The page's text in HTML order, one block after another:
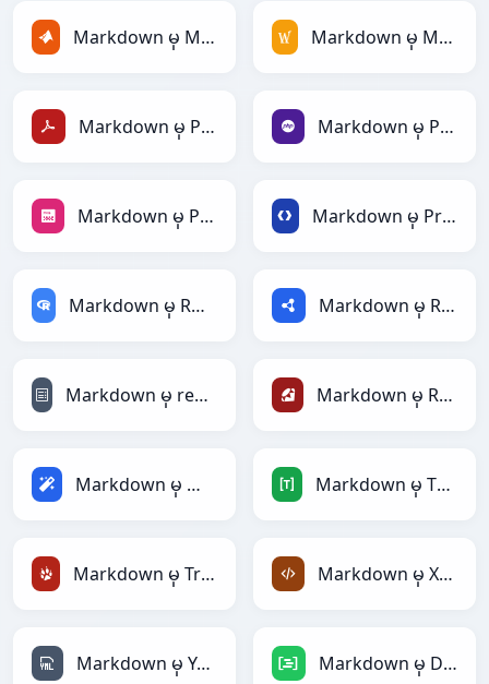
Markdown မှ MATLAB Markdown မှ MediaWiki
Markdown မှ PDF Markdown မှ PHP
Markdown မှ PNG Markdown မှ Protobuf
Markdown မှ RDataFrame Markdown မှ RDF
Markdown မှ reStructuredText Markdown မှ Ruby
Markdown မှ Magic Markdown မှ TOML
Markdown မှ TracWiki Markdown မှ XML
Markdown မှ YAML Markdown မှ DAX